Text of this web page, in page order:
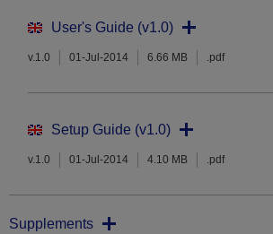
User's Guide (v1.0)
v.1.0 01-Jul-2014 6.66 MB .pdf
Setup Guide (v1.0)
v.1.0 01-Jul-2014 4.10 MB .pdf
Supplements